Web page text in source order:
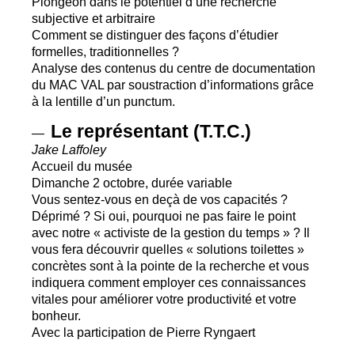
subjective et arbitraire
Comment se distinguer des façons d’étudier
formelles, traditionnelles ?
Analyse des contenus du centre de documentation
du MAC VAL par soustraction d’informations grâce
à la lentille d’un punctum.
— Le représentant (T.T.C.)
Jake Laffoley
Accueil du musée
Dimanche 2 octobre, durée variable
Vous sentez-vous en deçà de vos capacités ?
Déprimé ? Si oui, pourquoi ne pas faire le point
avec notre « activiste de la gestion du temps » ? Il
vous fera découvrir quelles « solutions toilettes »
concrètes sont à la pointe de la recherche et vous
indiquera comment employer ces connaissances
vitales pour améliorer votre productivité et votre
bonheur.
Avec la participation de Pierre Ryngaert